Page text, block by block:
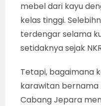
mebel dari kayu
kelas tinggi.
terdengar selama
setidaknya sejak
Tetapi, bagaimana
karawitan bernama
Cabang Jepara